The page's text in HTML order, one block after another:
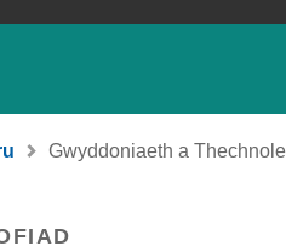
Gwyddoniaeth a